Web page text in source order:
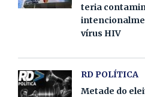
teria
vírus HIV
RD POLÍTICA
Metade do